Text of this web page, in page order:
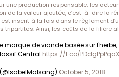
une production responsable, les
de la valeur ajoutée, c’est-à-dire la
inscrit à la fois dans le règlement
tripartites. Ainsi, les coûts de la filière
marque de viande basée sur
Central https://t.co/PDdgPpPqaX
October 5, 2018